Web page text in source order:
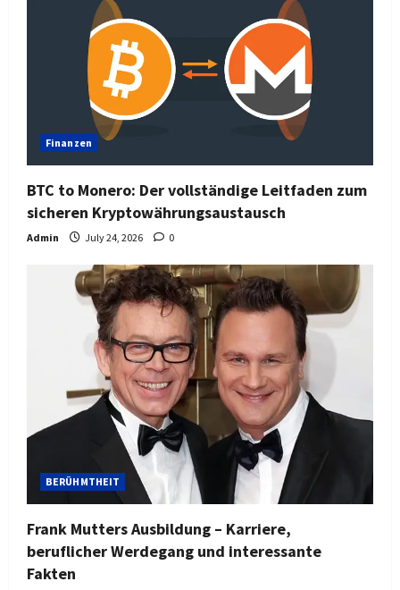
Finanzen
BTC to Monero: Der vollständige Leitfaden zum
sicheren Kryptowährungsaustausch
Admin July 24, 2026 0
BERÜHMTHEIT
Frank Mutters Ausbildung – Karriere,
beruflicher Werdegang und interessante
Fakten